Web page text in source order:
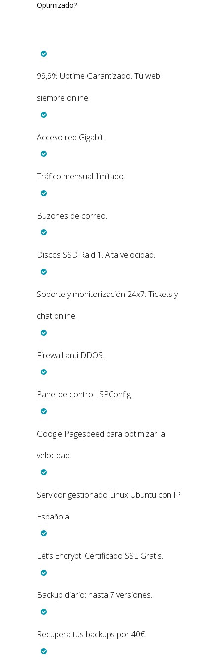
Optimizado?
99,9% Uptime Garantizado. Tu web
siempre online.
Acceso red Gigabit.
Tráfico mensual ilimitado.
Buzones de correo.
Discos SSD Raid 1. Alta velocidad.
Soporte y monitorización 24x7: Tickets y
chat online.
Firewall anti DDOS.
Panel de control ISPConfig.
Google Pagespeed para optimizar la
velocidad.
Servidor gestionado Linux Ubuntu con IP
Española.
Let’s Encrypt: Certificado SSL Gratis.
Backup diario: hasta 7 versiones.
Recupera tus backups por 40€.